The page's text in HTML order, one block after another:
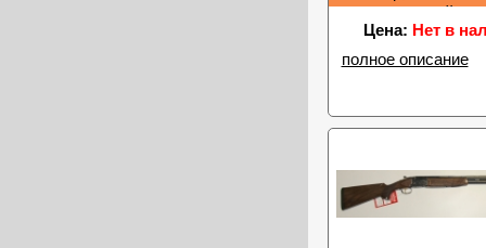
кейс
Цена: Нет в
полное описание